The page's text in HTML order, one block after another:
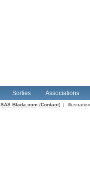
Sorties Associations
SAS Blada.com(Contact) |